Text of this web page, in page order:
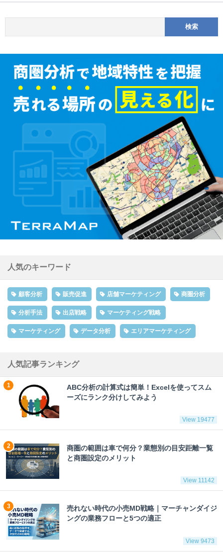
人気のキーワード
顧客分析 販売促進 店舗マーケティング 商圏分析
分析手法 出店戦略 マーケティング戦略
マーケティング データ分析 エリアマーケティング
人気記事ランキング
ABC分析の計算式は簡単！Excelを使ってスム
ーズにランク分けしてみよう
View 19477
商圏の範囲は車で何分？業態別の目安距離一覧
と商圏設定のメリット
View 11142
売れない時代の小売MD戦略｜マーチャンダイジ
ングの業務フローと5つの適正
View 9473